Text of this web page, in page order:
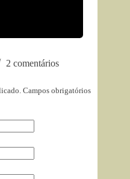
2 comentários
Campos obrigatórios